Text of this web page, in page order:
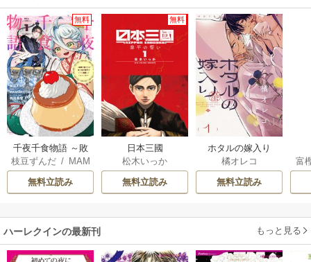
無料
千夜千食物語 ～敗
国の姫ですが氷の
皇子殿下がどうも
溺愛してくれてい
枝豆ずんだ/ MAM
AKOTO / 鴉羽凛燈
無料立読み
無料
日本三國
松木いっか
無料立読み
ホタルの嫁入り
橘オレコ
無料立読み
富
ハーレクインの最新刊 もっと見る